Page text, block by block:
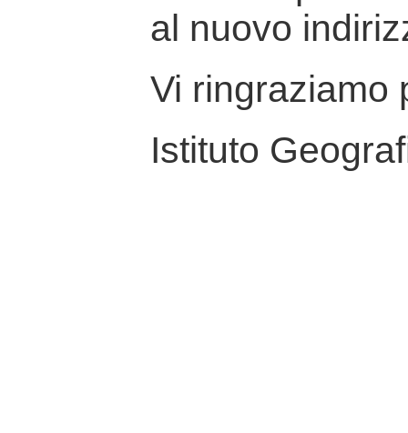
al nuovo
Vi ringraziamo
Istituto